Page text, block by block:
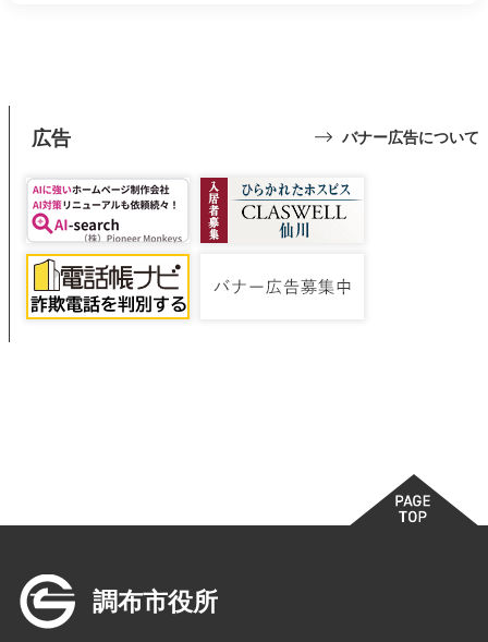
広告 バナー広告について
調布市役所